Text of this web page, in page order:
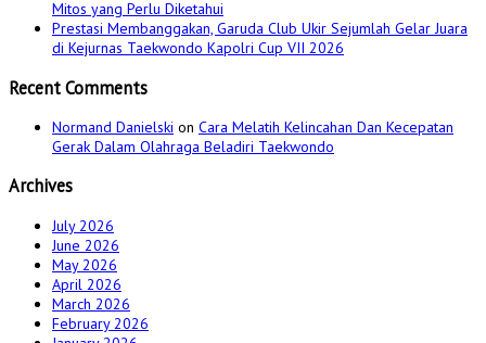
Mitos yang Perlu Diketahui
Prestasi Membanggakan, Garuda Club Ukir Sejumlah Gelar Juara
di Kejurnas Taekwondo Kapolri Cup VII 2026
Recent Comments
Normand Danielski on Cara Melatih Kelincahan Dan Kecepatan
Gerak Dalam Olahraga Beladiri Taekwondo
Archives
July 2026
June 2026
May 2026
April 2026
March 2026
February 2026